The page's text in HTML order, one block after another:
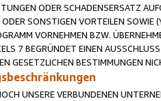
ODER SCHADENSERSATZ
ODER SONSTIGEN VORTEILEN SOWIE
VORNEHMEN BZW.
7 BEGRÜNDET EINEN
GESETZLICHEN BESTIMMUNGEN
UNSERE VERBUNDENEN